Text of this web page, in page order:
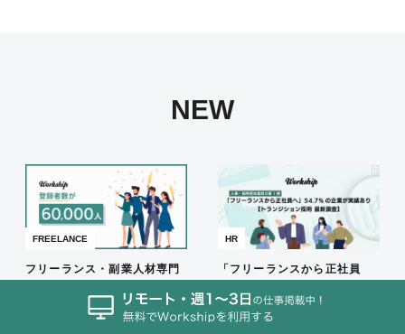
NEW
FREELANCE
フリーランス・副業人材専門
『Workship』の登録者数が6
0,000人を突破しました！
HR
「フリーランスから正社員
【トランジション採用 最新調
査】